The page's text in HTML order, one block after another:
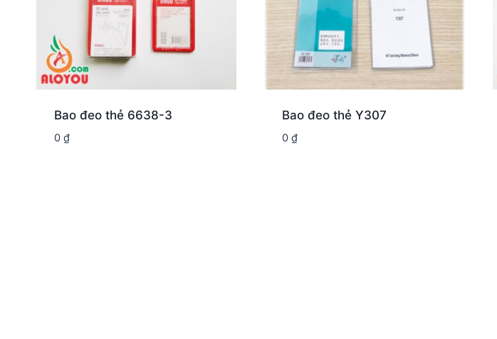
Bao đeo thẻ 6638-3
0 ₫
Bao đeo thẻ Y307
0 ₫